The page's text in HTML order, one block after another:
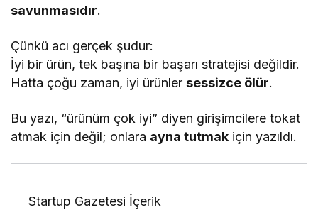
savunmasıdır.
Çünkü acı gerçek şudur:
İyi bir ürün, tek başına bir başarı stratejisi değildir.
Hatta çoğu zaman, iyi ürünlersessizce ölür.
Bu yazı, “ürünüm çok iyi” diyen girişimcilere tokat
atmak için değil; onlara ayna tutmak için yazıldı.
Startup Gazetesi İçerik